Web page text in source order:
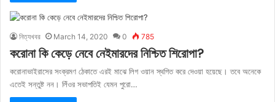
নিত্যখবর March 14, 2020 0 785
করোনা কি কেড়ে নেবে নেইমারদের নিশ্চিত শিরোপা?
করোনাভাইরাসের সংক্রমণ ঠেকাতে এরই মাঝে লিগ ওয়ান স্থগিত করে দেওয়া হয়েছে। তবে অনেকে
এতেই সন্তুষ্ট নন। লিঁওর সভাপতিই যেমন পুরো…